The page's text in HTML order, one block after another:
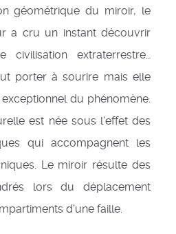
géométrique du miroir, le
a cru un instant découvrir
civilisation extraterrestre…
porter à sourire mais elle
du phénomène.
est née sous l'effet des
qui accompagnent les
Le miroir résulte des
lors du déplacement
d'une faille.